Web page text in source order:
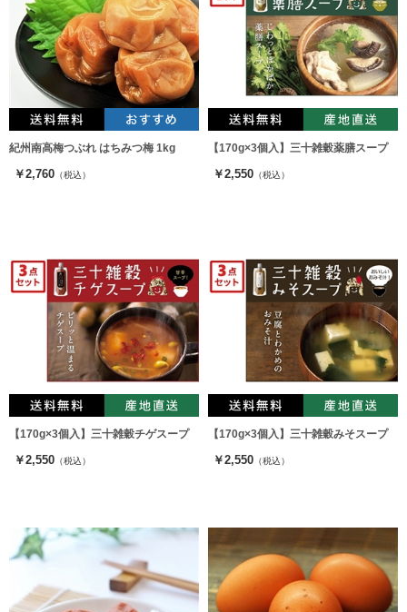
紀州南高梅つぶれ はちみつ梅 1kg
￥2,760 （税込）
【170g×3個入】三十雑穀薬膳スープ
￥2,550 （税込）
【170g×3個入】三十雑穀チゲスープ
￥2,550 （税込）
【170g×3個入】三十雑穀みそスープ
￥2,550 （税込）